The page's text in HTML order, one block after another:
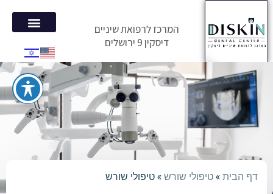
המרכז לרפואת שיניים
דיסקין 9 ירושלים
דף הבית»טיפולי שורש»טיפולי שורש